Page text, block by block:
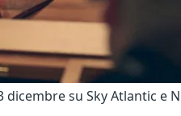
su Sky Atlantic e